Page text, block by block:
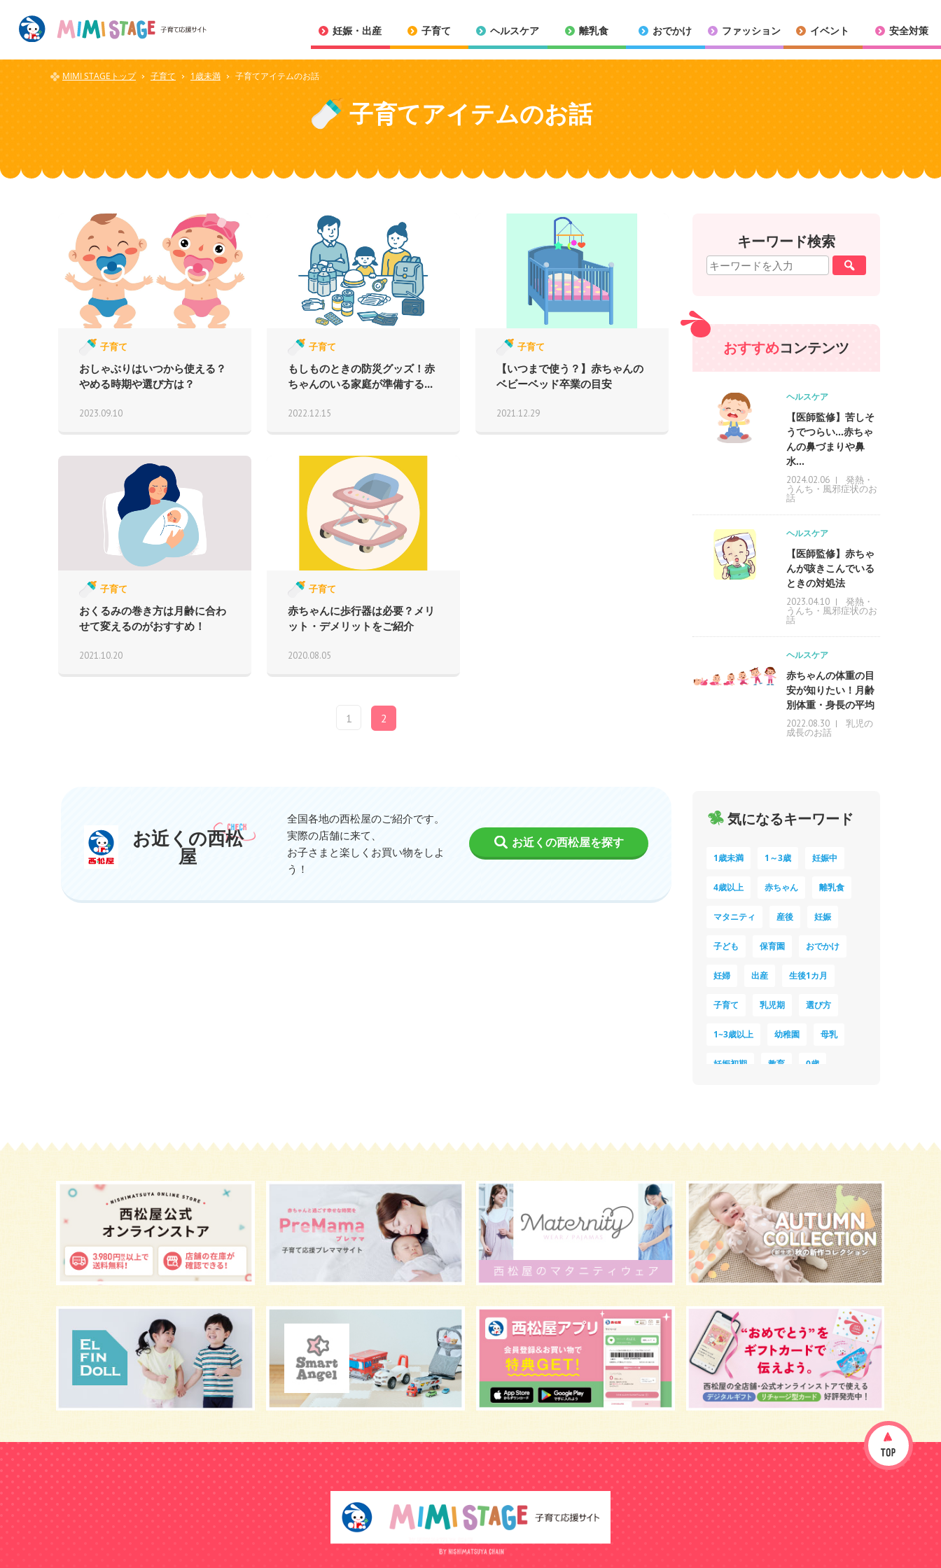
妊娠・出産 子育て ヘルスケア 離乳食 おでかけ ファッション イベント 安全対策
MIMI STAGEトップ 子育て 1歳未満 子育てアイテムのお話
子育てアイテムのお話
子育て
おしゃぶりはいつから使える？
やめる時期や選び方は？
2023.09.10
子育て
もしものときの防災グッズ！赤
ちゃんのいる家庭が準備する...
2022.12.15
子育て
【いつまで使う？】赤ちゃんの
ベビーベッド卒業の目安
2021.12.29
子育て
おくるみの巻き方は月齢に合わ
せて変えるのがおすすめ！
2021.10.20
子育て
赤ちゃんに歩行器は必要？メリ
ット・デメリットをご紹介
2020.08.05
1 2
お近くの西松
屋
全国各地の西松屋のご紹介です。
実際の店舗に来て、
お子さまと楽しくお買い物をしよ
う！
お近くの西松屋を探す
キーワード検索
おすすめコンテンツ
ヘルスケア
【医師監修】苦しそ
うでつらい…赤ちゃ
んの鼻づまりや鼻
水...
2024.02.06 発熱・
うんち・風邪症状のお
話
ヘルスケア
【医師監修】赤ちゃ
んが咳きこんでいる
ときの対処法
2023.04.10 発熱・
うんち・風邪症状のお
話
ヘルスケア
赤ちゃんの体重の目
安が知りたい！月齢
別体重・身長の平均
2022.08.30 乳児の
成長のお話
気になるキーワード
1歳未満 1～3歳 妊娠中
4歳以上 赤ちゃん 離乳食
マタニティ 産後 妊娠
子ども 保育園 おでかけ
妊婦 出産 生後1カ月
子育て 乳児期 選び方
1~3歳以上 幼稚園 母乳
妊娠初期 教育 0歳
服装 育休 飲み物
ベビーカー 1歳未満、1～3歳
おむつ 出産準備 習い事
誕生日 遊ぶ 夏
イヤイヤ期 ベビーウェア 歯
エアコン 適切温度 帽子
授乳 チャイルドシート
予防接種 お祝い ケーキ
小学生 家族写真 産休
お昼寝 症状 改善